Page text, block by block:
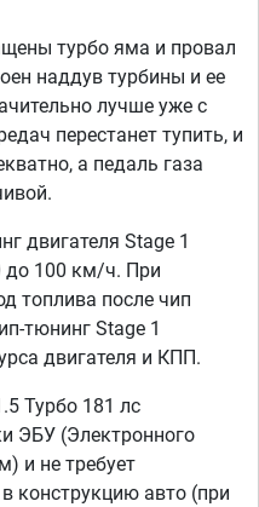
турбо яма и провал
наддув турбины и ее
лучше уже с
перестанет тупить, и
а педаль газа
двигателя Stage 1
до 100 км/ч. При
топлива после чип
тюнинг Stage 1
двигателя и КПП.
Турбо 181 лс
ЭБУ (Электронного
и не требует
конструкцию авто (при